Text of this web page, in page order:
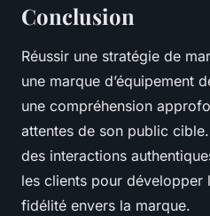
Conclusion
Réussir une stratégie de
une marque d’équipement
une compréhension
attentes de son public
des interactions
les clients pour développer
fidélité envers la marque.